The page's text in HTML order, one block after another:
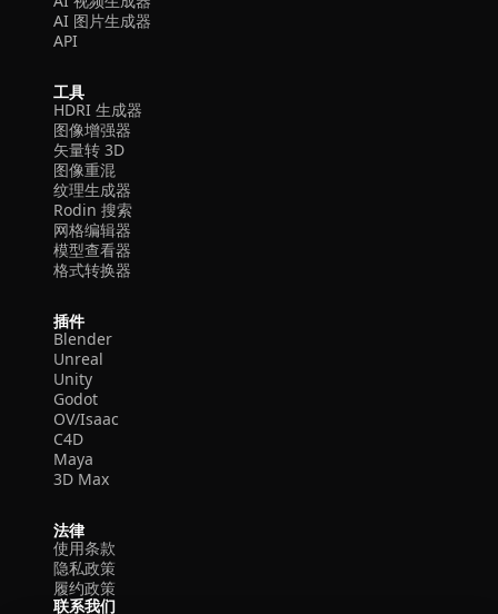
AI 图片生成器
API
工具
HDRI 生成器
图像增强器
矢量转 3D
图像重混
纹理生成器
Rodin 搜索
网格编辑器
模型查看器
格式转换器
插件
Blender
Unreal
Unity
Godot
OV/Isaac
C4D
Maya
3D Max
法律
使用条款
隐私政策
履约政策
联系我们